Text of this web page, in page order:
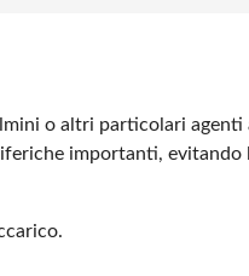
o altri particolari
importanti, evitando